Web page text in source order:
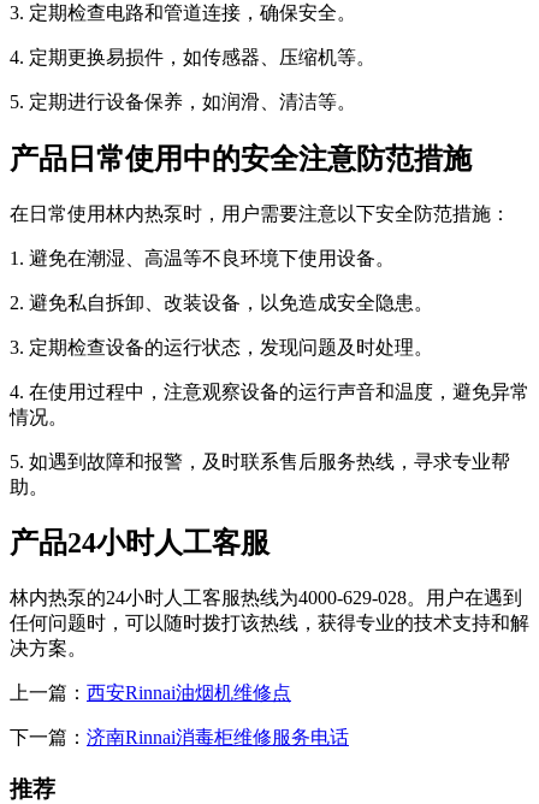
3. 定期检查电路和管道连接，确保安全。
4. 定期更换易损件，如传感器、压缩机等。
5. 定期进行设备保养，如润滑、清洁等。
产品日常使用中的安全注意防范措施
在日常使用林内热泵时，用户需要注意以下安全防范措施：
1. 避免在潮湿、高温等不良环境下使用设备。
2. 避免私自拆卸、改装设备，以免造成安全隐患。
3. 定期检查设备的运行状态，发现问题及时处理。
4. 在使用过程中，注意观察设备的运行声音和温度，避免异常
情况。
5. 如遇到故障和报警，及时联系售后服务热线，寻求专业帮
助。
产品24小时人工客服
林内热泵的24小时人工客服热线为4000-629-028。用户在遇到
任何问题时，可以随时拨打该热线，获得专业的技术支持和解
决方案。
上一篇： 西安Rinnai油烟机维修点
下一篇： 济南Rinnai消毒柜维修服务电话
推荐